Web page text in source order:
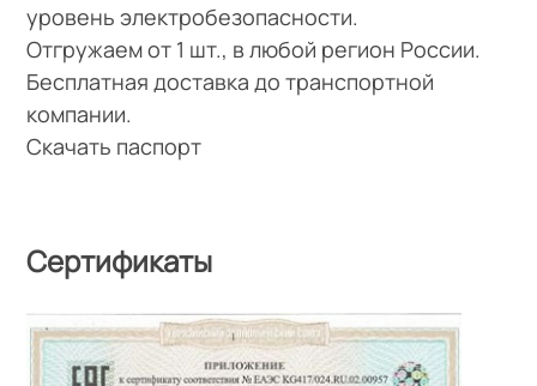
уровень электробезопасности.
Отгружаем от 1 шт., в любой регион России.
Бесплатная доставка до транспортной
компании.
Скачать паспорт
Сертификаты